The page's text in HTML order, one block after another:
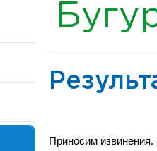
Приносим